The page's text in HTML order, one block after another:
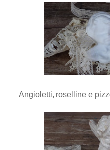
Angioletti, roselline e